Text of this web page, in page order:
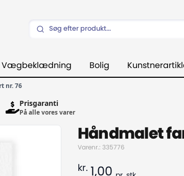
Vægbeklædning Bolig
nr. 76
Prisgaranti
På alle vores varer
Håndmalet
Varenr.: 335776
kr. 1,00